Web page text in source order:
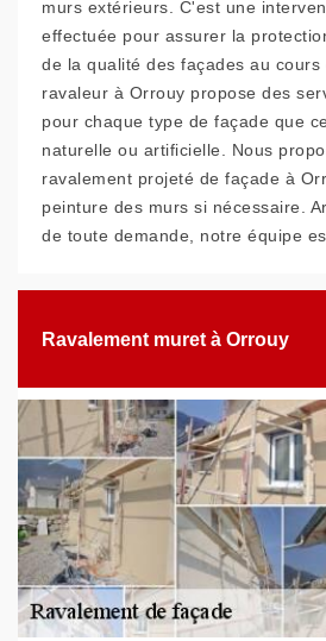
murs extérieurs. C'est une
effectuée pour assurer la
de la qualité des façades au cours
ravaleur à Orrouy propose des
pour chaque type de façade que
naturelle ou artificielle. Nous
ravalement projeté de façade à
peinture des murs si nécessaire.
de toute demande, notre équipe
Ravalement muret à Orrouy